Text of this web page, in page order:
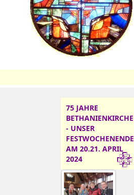
75 JAHRE
BETHANIENKIRCHE
- UNSER
FESTWOCHENENDE
AM 20.21. APRIL
2024